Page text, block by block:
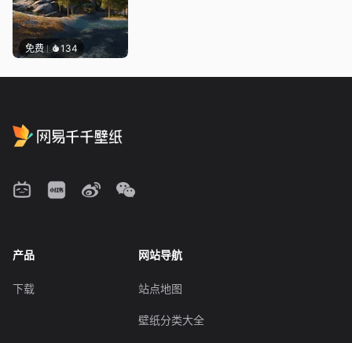
免费 134
产品
下载
网站导航
站点地图
壁纸分类大全